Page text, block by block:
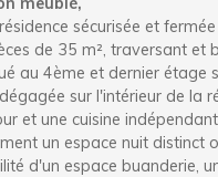
sécurisée et
de 35 m², traversant et
au 4ème et dernier étage
sur l'intérieur de la
et une cuisine
un espace nuit distinct
d'un espace buanderie,